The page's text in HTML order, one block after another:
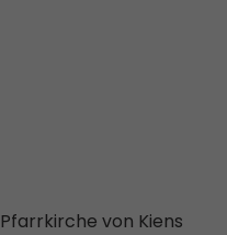
Pfarrkirche von Kiens